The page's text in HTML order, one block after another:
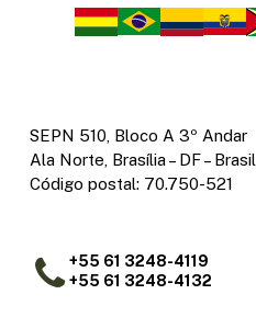
SEPN 510, Bloco A 3º Andar
Ala Norte, Brasília – DF – Brasil
Código postal: 70.750-521
+55 61 3248-4119
+55 61 3248-4132